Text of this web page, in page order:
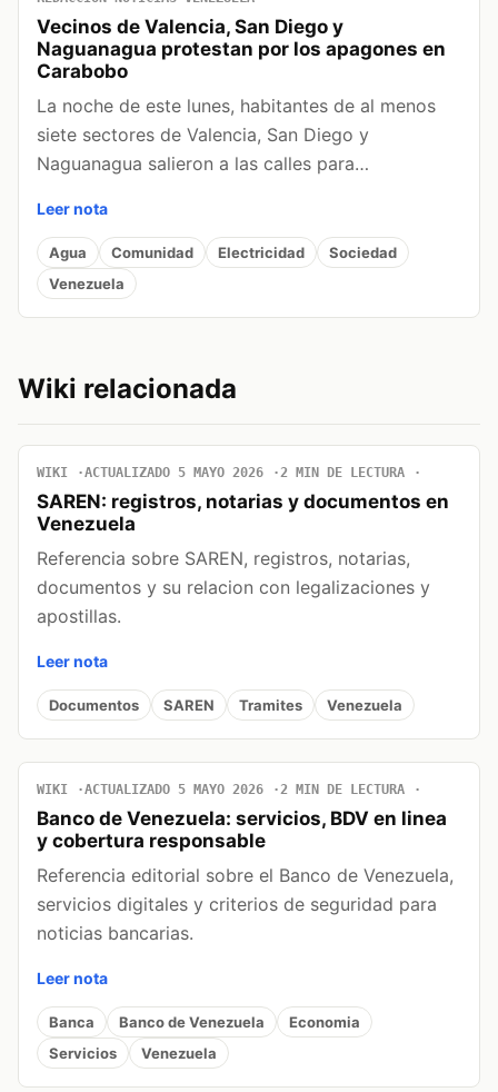
Vecinos de Valencia, San Diego y
Naguanagua protestan por los apagones en
Carabobo
La noche de este lunes, habitantes de al menos
siete sectores de Valencia, San Diego y
Naguanagua salieron a las calles para…
Leer nota
Agua Comunidad Electricidad
Sociedad
Venezuela
Wiki relacionada
WIKI ACTUALIZADO 5 MAYO 2026 2 MIN DE LECTURA
SAREN: registros, notarias y documentos en
Venezuela
Referencia sobre SAREN, registros, notarias,
documentos y su relacion con legalizaciones y
apostillas.
Leer nota
Documentos SAREN Tramites Venezuela
WIKI ACTUALIZADO 5 MAYO 2026 2 MIN DE LECTURA
Banco de Venezuela: servicios, BDV en linea
y cobertura responsable
Referencia editorial sobre el Banco de Venezuela,
servicios digitales y criterios de seguridad para
noticias bancarias.
Leer nota
Banca Banco de Venezuela
Economia
Servicios
Venezuela